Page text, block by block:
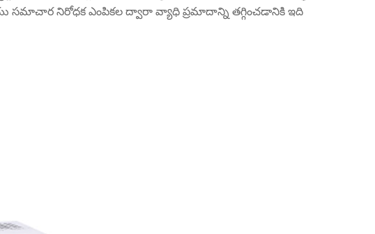
సమాచార నిరోధక ఎంపికల ద్వారా వ్యాధి ప్రమాదాన్ని తగ్గించడానికి ఇది